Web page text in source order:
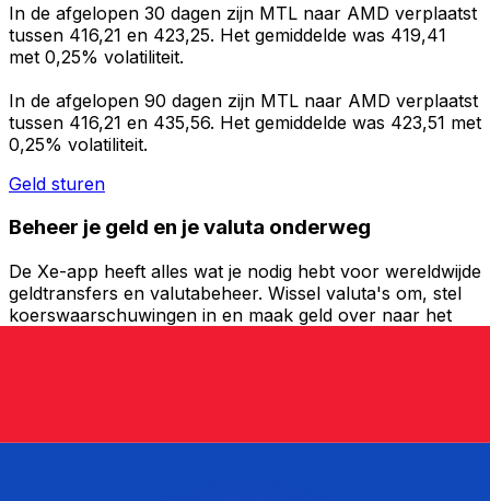
In de afgelopen 30 dagen zijn MTL naar AMD verplaatst
tussen 416,21 en 423,25. Het gemiddelde was 419,41
met 0,25% volatiliteit.
In de afgelopen 90 dagen zijn MTL naar AMD verplaatst
tussen 416,21 en 435,56. Het gemiddelde was 423,51 met
0,25% volatiliteit.
Geld sturen
Beheer je geld en je valuta onderweg
De Xe-app heeft alles wat je nodig hebt voor wereldwijde
geldtransfers en valutabeheer. Wissel valuta's om, stel
koerswaarschuwingen in en maak geld over naar het